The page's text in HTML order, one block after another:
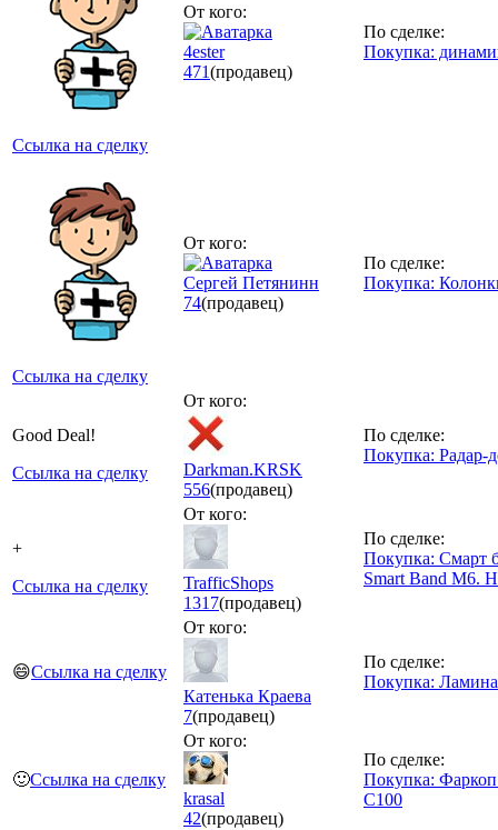
Ссылка на сделку
От кого:
4ester
471(продавец)
По сделке:
Покупка:
Ссылка на сделку
От кого:
Сергей Петянинн
74(продавец)
По сделке:
Покупка:
Good Deal!
Ссылка на сделку
От кого:
Darkman.KRSK
556(продавец)
По сделке:
Покупка: Радар-
+
Ссылка на сделку
От кого:
TrafficShops
1317(продавец)
По сделке:
Покупка: Смарт
Smart Band M6.
😄Ссылка на сделку
От кого:
Катенька Краева
7(продавец)
По сделке:
Покупка:
🙂Ссылка на сделку
От кого:
krasal
42(продавец)
По сделке:
Покупка:
C100